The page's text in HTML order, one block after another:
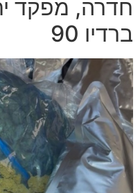
חדרה, מפקד
ברדיו 90